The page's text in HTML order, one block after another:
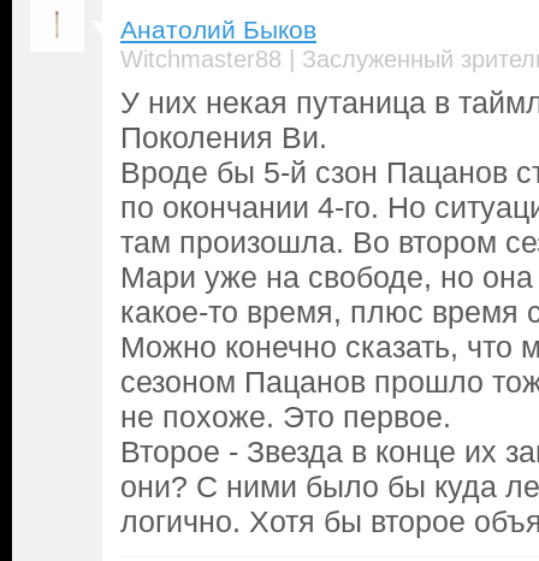
Анатолий Быков
Witchmaster88 | Заслуженный
У них некая путаница в
Поколения Ви.
Вроде бы 5-й сзон Пацанов
по окончании 4-го. Но
там произошла. Во втором
Мари уже на свободе, но
какое-то время, плюс время
Можно конечно сказать, что
сезоном Пацанов прошло
не похоже. Это первое.
Второе - Звезда в конце их
они? С ними было бы куда
логично. Хотя бы второе